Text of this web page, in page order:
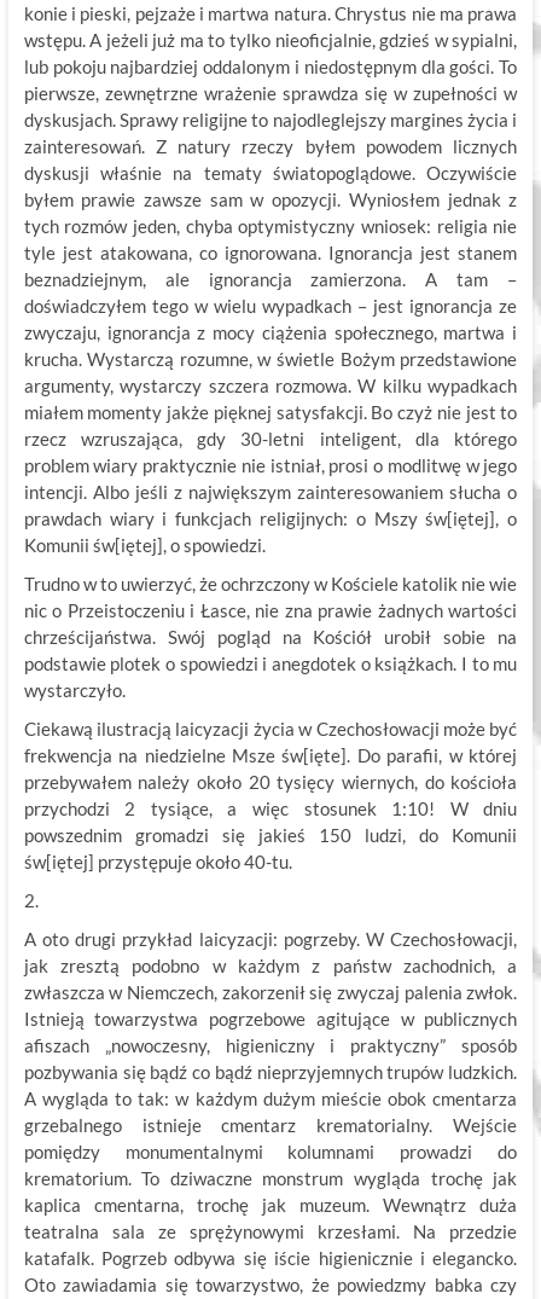
konie i pieski, pejzaże i martwa natura. Chrystus nie ma prawa
wstępu. A jeżeli już ma to tylko nieoficjalnie, gdzieś w sypialni,
lub pokoju najbardziej oddalonym i niedostępnym dla gości. To
pierwsze, zewnętrzne wrażenie sprawdza się w zupełności w
dyskusjach. Sprawy religijne to najodleglejszy margines życia i
zainteresowań. Z natury rzeczy byłem powodem licznych
dyskusji właśnie na tematy światopoglądowe. Oczywiście
byłem prawie zawsze sam w opozycji. Wyniosłem jednak z
tych rozmów jeden, chyba optymistyczny wniosek: religia nie
tyle jest atakowana, co ignorowana. Ignorancja jest stanem
beznadziejnym, ale ignorancja zamierzona. A tam –
doświadczyłem tego w wielu wypadkach – jest ignorancja ze
zwyczaju, ignorancja z mocy ciążenia społecznego, martwa i
krucha. Wystarczą rozumne, w świetle Bożym przedstawione
argumenty, wystarczy szczera rozmowa. W kilku wypadkach
miałem momenty jakże pięknej satysfakcji. Bo czyż nie jest to
rzecz wzruszająca, gdy 30-letni inteligent, dla którego
problem wiary praktycznie nie istniał, prosi o modlitwę w jego
intencji. Albo jeśli z największym zainteresowaniem słucha o
prawdach wiary i funkcjach religijnych: o Mszy św[iętej], o
Komunii św[iętej], o spowiedzi.
Trudno w to uwierzyć, że ochrzczony w Kościele katolik nie wie
nic o Przeistoczeniu i Łasce, nie zna prawie żadnych wartości
chrześcijaństwa. Swój pogląd na Kościół urobił sobie na
podstawie plotek o spowiedzi i anegdotek o książkach. I to mu
wystarczyło.
Ciekawą ilustracją laicyzacji życia w Czechosłowacji może być
frekwencja na niedzielne Msze św[ięte]. Do parafii, w której
przebywałem należy około 20 tysięcy wiernych, do kościoła
przychodzi 2 tysiące, a więc stosunek 1:10! W dniu
powszednim gromadzi się jakieś 150 ludzi, do Komunii
św[iętej] przystępuje około 40-tu.
2.
A oto drugi przykład laicyzacji: pogrzeby. W Czechosłowacji,
jak zresztą podobno w każdym z państw zachodnich, a
zwłaszcza w Niemczech, zakorzenił się zwyczaj palenia zwłok.
Istnieją towarzystwa pogrzebowe agitujące w publicznych
afiszach „nowoczesny, higieniczny i praktyczny” sposób
pozbywania się bądź co bądź nieprzyjemnych trupów ludzkich.
A wygląda to tak: w każdym dużym mieście obok cmentarza
grzebalnego istnieje cmentarz krematorialny. Wejście
pomiędzy monumentalnymi kolumnami prowadzi do
krematorium. To dziwaczne monstrum wygląda trochę jak
kaplica cmentarna, trochę jak muzeum. Wewnątrz duża
teatralna sala ze sprężynowymi krzesłami. Na przedzie
katafalk. Pogrzeb odbywa się iście higienicznie i elegancko.
Oto zawiadamia się towarzystwo, że powiedzmy babka czy